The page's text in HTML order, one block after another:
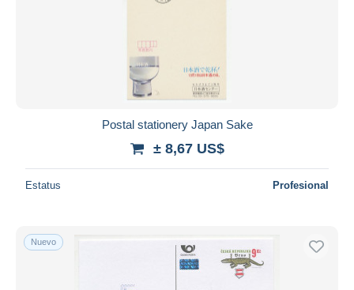
Postal stationery Japan Sake
± 8,67 US$
Estatus Profesional
Nuevo